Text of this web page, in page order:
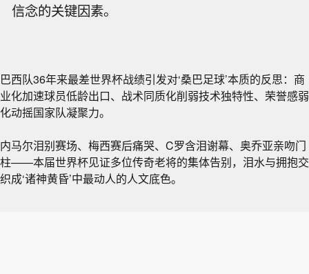
信念的关键因素。
巴西队36年来最差世界杯战绩引发对‘桑巴足球’本质的反思：商
业化加速球员低龄出口、战术同质化削弱技术独特性、荣誉感弱
化动摇国家队凝聚力。
内马尔泪别赛场、梅西赛后痛哭、C罗含泪谢幕、奥乔亚亲吻门
柱——本届世界杯见证多位传奇老将的集体告别，泪水与拥抱交
织成‘诸神黄昏’中最动人的人文底色。